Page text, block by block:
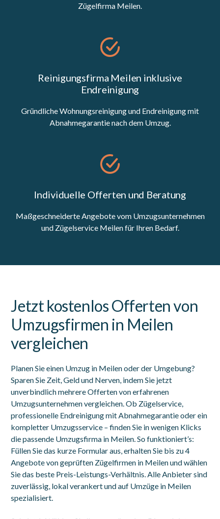
Zügelfirma Meilen.
Reinigungsfirma Meilen inklusive
Endreinigung
Gründliche Wohnungsreinigung und Endreinigung mit
Abnahmegarantie nach dem Umzug.
Individuelle Offerten und Beratung
Maßgeschneiderte Angebote vom Umzugsunternehmen
und Zügelservice Meilen für Ihren Bedarf.
Jetzt kostenlos Offerten von
Umzugsfirmen in Meilen
vergleichen
Planen Sie einen Umzug in Meilen oder der Umgebung?
Sparen Sie Zeit, Geld und Nerven, indem Sie jetzt
unverbindlich mehrere Offerten von erfahrenen
Umzugsunternehmen vergleichen. Ob Zügelservice,
professionelle Endreinigung mit Abnahmegarantie oder ein
kompletter Umzugsservice – finden Sie in wenigen Klicks
die passende Umzugsfirma in Meilen. So funktioniert’s:
Füllen Sie das kurze Formular aus, erhalten Sie bis zu 4
Angebote von geprüften Zügelfirmen in Meilen und wählen
Sie das beste Preis-Leistungs-Verhältnis. Alle Anbieter sind
zuverlässig, lokal verankert und auf Umzüge in Meilen
spezialisiert.